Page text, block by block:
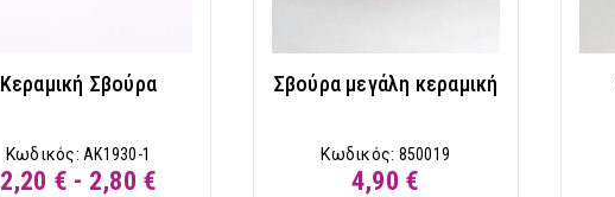
Κεραμική Σβούρα
Κωδικός: AK1930-1
2,20 € - 2,80 €
Σβούρα μεγάλη κεραμική
Κωδικός: 850019
4,90 €